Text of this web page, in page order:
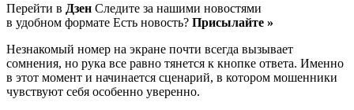
Перейти в Дзен Следите за нашими новостями
в удобном формате Есть новость? Присылайте »
Незнакомый номер на экране почти всегда вызывает
сомнения, но рука все равно тянется к кнопке ответа. Именно
в этот момент и начинается сценарий, в котором мошенники
чувствуют себя особенно уверенно.